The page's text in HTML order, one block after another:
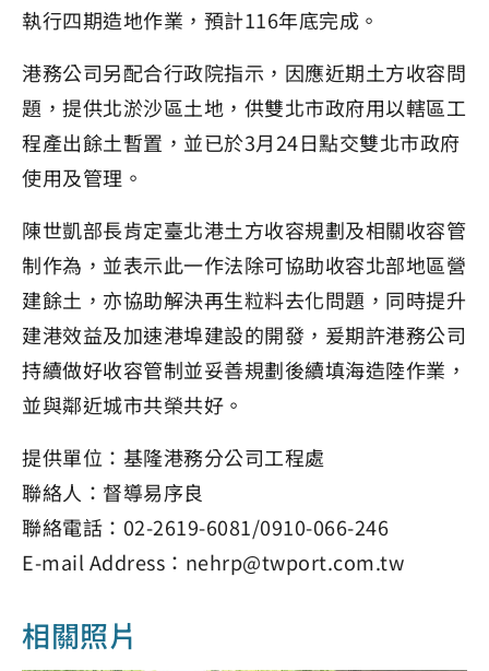
執行四期造地作業，預計116年底完成。
港務公司另配合行政院指示，因應近期土方收容問
題，提供北淤沙區土地，供雙北市政府用以轄區工
程產出餘土暫置，並已於3月24日點交雙北市政府
使用及管理。
陳世凱部長肯定臺北港土方收容規劃及相關收容管
制作為，並表示此一作法除可協助收容北部地區營
建餘土，亦協助解決再生粒料去化問題，同時提升
建港效益及加速港埠建設的開發，爰期許港務公司
持續做好收容管制並妥善規劃後續填海造陸作業，
並與鄰近城市共榮共好。
提供單位：基隆港務分公司工程處
聯絡人：督導易序良
聯絡電話：02-2619-6081/0910-066-246
E-mail Address：nehrp@twport.com.tw
相關照片